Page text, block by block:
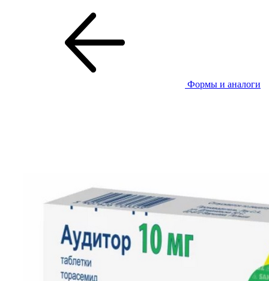
Формы и аналоги